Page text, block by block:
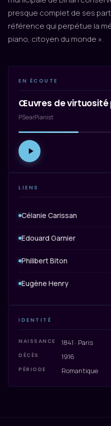
presque complet de ses
référence qui perpétue la
piano, citoyen du monde ».
EN ÉCOUTE
Œuvres de virtuosité
PSearPianist
LIENS
Célanie Carissan
Edouard Garnier
Philibert Biton
Eugène Henry
IDENTITÉ
NAISSANCE 1841 · Paris
DÉCÈS 1916
PÉRIODE Romantique